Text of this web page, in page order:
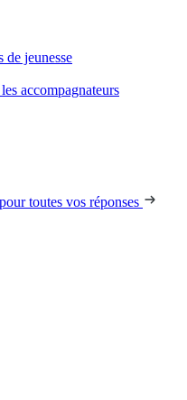
de jeunesse
accompagnateurs
toutes vos réponses